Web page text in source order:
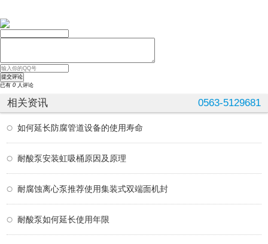
已有 0 人评论
相关资讯 0563-5129681
如何延长防腐管道设备的使用寿命
耐酸泵安装虹吸桶原因及原理
耐腐蚀离心泵推荐使用集装式双端面机封
耐酸泵如何延长使用年限